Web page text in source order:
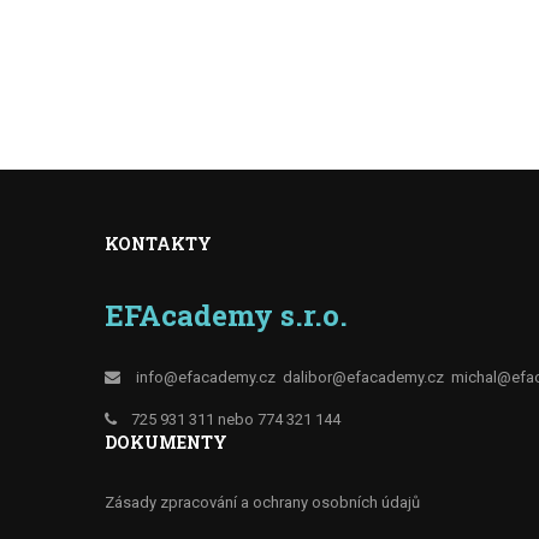
KONTAKTY
EFAcademy s.r.o.
info@efacademy.cz dalibor@efacademy.cz
725 931 311 nebo 774 321 144
DOKUMENTY
Zásady zpracování a ochrany osobních údajů